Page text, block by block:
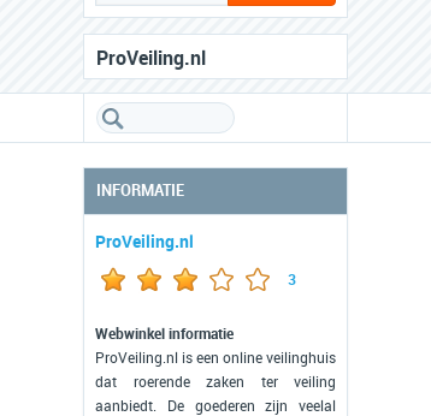
ProVeiling.nl
INFORMATIE
ProVeiling.nl
3
Webwinkel informatie
ProVeiling.nl is een online veilinghuis
dat roerende zaken ter veiling
aanbiedt. De goederen zijn veelal